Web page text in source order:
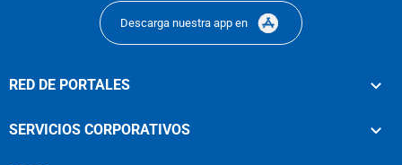
Descarga nuestra app en
RED DE PORTALES
SERVICIOS CORPORATIVOS